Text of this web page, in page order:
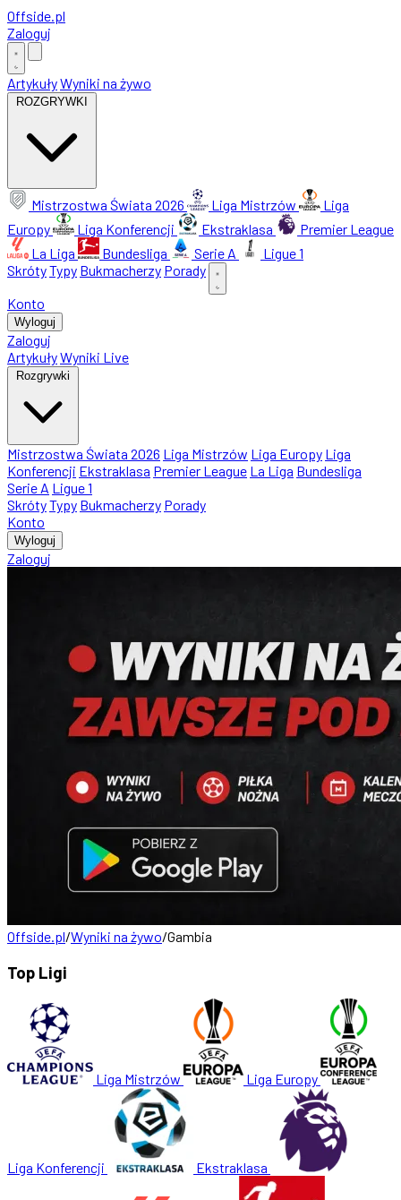
Offside.pl
Zaloguj
ArtykułyWyniki na żywo
ROZGRYWKI
Mistrzostwa Świata 2026 Liga Mistrzów
Liga
Europy
Liga Konferencji Ekstraklasa
Premier League
La Liga
Bundesliga Serie A
Ligue 1
SkrótyTypy Bukmacherzy Porady
Konto
Wyloguj
Zaloguj
ArtykułyWyniki Live
Rozgrywki
Mistrzostwa Świata 2026 Liga Mistrzów Liga Europy Liga
Konferencji Ekstraklasa Premier League La Liga Bundesliga
Serie A Ligue 1
SkrótyTypy Bukmacherzy Porady
Konto
Wyloguj
Zaloguj
Offside.pl/Wyniki na żywo/Gambia
Top Ligi
Liga Mistrzów Liga Europy
Liga Konferencji Ekstraklasa